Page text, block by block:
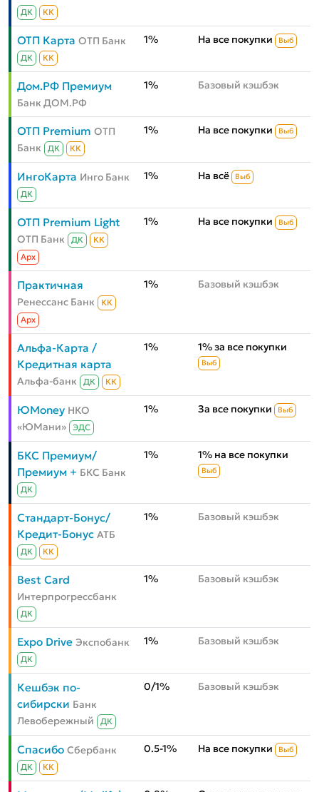
ДК КК
ОТП Карта ОТП Банк
ДК КК
1% На все покупки Выб
Дом.РФ Премиум
Банк ДОМ.РФ
1% Базовый кэшбэк
ОТП Premium ОТП
Банк
ДК КК
1% На все покупки Выб
ИнгоКарта Инго Банк
ДК
1% На всё Выб
ОТП Premium Light
ОТП Банк ДК
КК
Aрх
1% На все покупки Выб
Практичная
Ренессанс Банк
КК
Aрх
1% Базовый кэшбэк
Альфа-Карта /
Кредитная карта
Альфа-банк ДК КК
1% 1% за все покупки
Выб
ЮMoney НКО
«ЮМани»
ЭДС
1% За все покупки Выб
БКС Премиум/
Премиум + БКС Банк
ДК
1% 1% на все покупки
Выб
Стандарт-Бонус/
Кредит-Бонус АТБ
ДК КК
1% Базовый кэшбэк
Best Card
Интерпрогрессбанк
ДК
1% Базовый кэшбэк
Expo Drive Экспобанк
ДК
1% Базовый кэшбэк
Кешбэк по-
сибирски Банк
Левобережный
ДК
0/1% Базовый кэшбэк
Спасибо Сбербанк
ДК КК
0.5-1% На все покупки Выб